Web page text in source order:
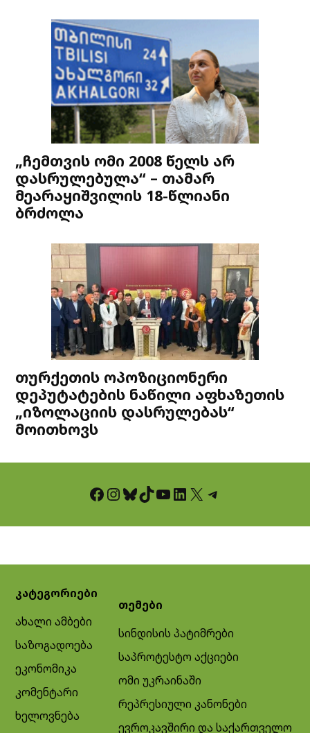
„ჩემთვის ომი 2008 წელს არ
დასრულებულა“ – თამარ
მეარაყიშვილის 18-წლიანი
ბრძოლა
თურქეთის ოპოზიციონერი
დეპუტატების ნაწილი აფხაზეთის
„იზოლაციის დასრულებას“
მოითხოვს
Facebook InstagramBluesky TikTok YouTube LinkedIn X Telegram
კატეგორიები
ახალი ამბები
საზოგადოება
ეკონომიკა
კომენტარი
ხელოვნება
თემები
სინდისის პატიმრები
საპროტესტო აქციები
ომი უკრაინაში
რეპრესიული კანონები
ევროკავშირი და საქართველო